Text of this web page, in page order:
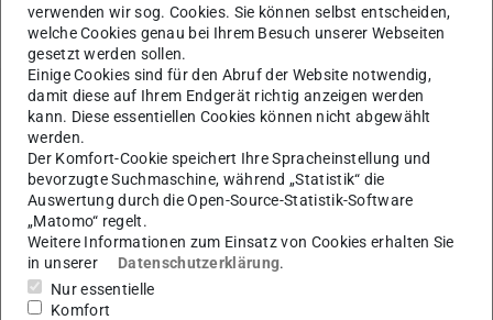
KONTAKT
Weitere Daten
Ausgeschrieben am
13.07.2010
Angenommen am
13.07.2010
Fachgruppe
verwenden wir sog. Cookies. Sie können selbst entscheiden,
welche Cookies genau bei Ihrem Besuch unserer Webseiten
gesetzt werden sollen.
Einige Cookies sind für den Abruf der Website notwendig,
damit diese auf Ihrem Endgerät richtig anzeigen werden
kann. Diese essentiellen Cookies können nicht abgewählt
werden.
Der Komfort-Cookie speichert Ihre Spracheinstellung und
bevorzugte Suchmaschine, während „Statistik“ die
Auswertung durch die Open-Source-Statistik-Software
„Matomo“ regelt.
Weitere Informationen zum Einsatz von Cookies erhalten Sie
in unserer
Datenschutzerklärung.
Nur essentielle
Komfort